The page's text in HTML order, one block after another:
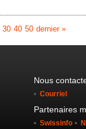
30 40 50 dernier »
Nous
Courriel
Partenaires
Swissinfo